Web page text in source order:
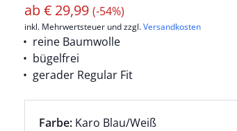
ab€ 29,99(-54%)
inkl. Mehrwertsteuer und zzgl.Versandkosten
reine Baumwolle
bügelfrei
gerader Regular Fit
Farbauswahl:
Farbe: aktuell ausgewählt:
Karo Blau/Weiß